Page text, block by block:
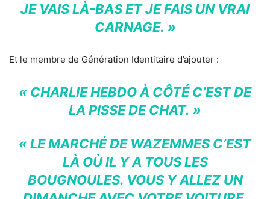
JE VAIS LÀ-BAS ET JE FAIS UN VRAI
CARNAGE. »
Et le membre de Génération Identitaire d’ajouter :
« CHARLIE HEBDO À CÔTÉ C’EST DE
LA PISSE DE CHAT. »
« LE MARCHÉ DE WAZEMMES C’EST
LÀ OÙ IL Y A TOUS LES
BOUGNOULES. VOUS Y ALLEZ UN